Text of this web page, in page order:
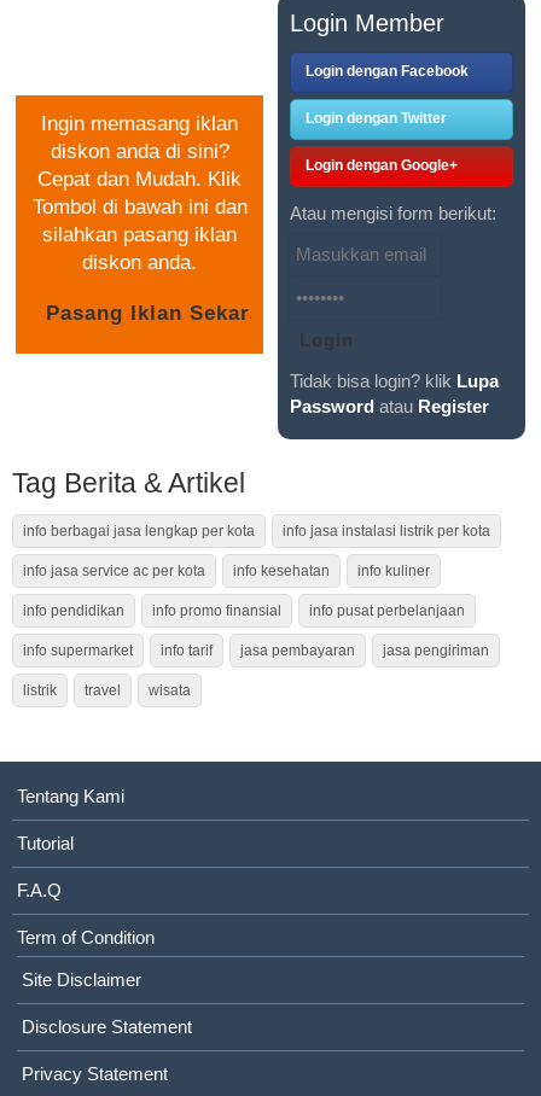
Ingin memasang iklan
diskon anda di sini?
Cepat dan Mudah. Klik
Tombol di bawah ini dan
silahkan pasang iklan
diskon anda.
Login Member
Login dengan Facebook
Login dengan Twitter
Login dengan Google+
Atau mengisi form berikut:
Tidak bisa login? klik Lupa
Password atau Register
Tag Berita & Artikel
info berbagai jasa lengkap per kota info jasa instalasi listrik per kota
info jasa service ac per kota info kesehatan info kuliner
info pendidikan info promo finansial info pusat perbelanjaan
info supermarket info tarif jasa pembayaran jasa pengiriman
listrik travel wisata
Tentang Kami
Tutorial
F.A.Q
Term of Condition
Site Disclaimer
Disclosure Statement
Privacy Statement